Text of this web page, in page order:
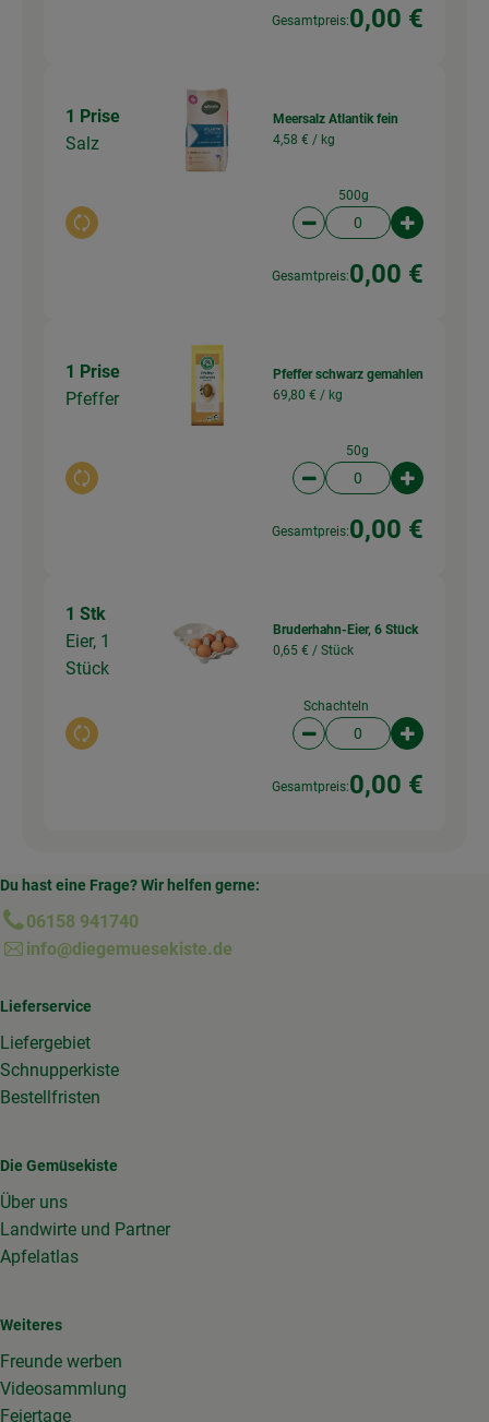
Gesamtpreis:0,00 €
1 Prise
Salz
Auswahl ändern
Meersalz Atlantik fein
4,58 € / kg
500g
Artikelanzahl
Gesamtpreis:0,00 €
1 Prise
Pfeffer
Auswahl ändern
Pfeffer schwarz gemahlen
69,80 € / kg
50g
Artikelanzahl
Gesamtpreis:0,00 €
1 Stk
Eier, 1
Stück
Auswahl ändern
Bruderhahn-Eier, 6 Stück
0,65 € / Stück
Schachteln
Artikelanzahl
Gesamtpreis:0,00 €
Du hast eine Frage? Wir helfen gerne:
06158 941740
info@diegemuesekiste.de
Lieferservice
Liefergebiet
Schnupperkiste
Bestellfristen
Die Gemüsekiste
Über uns
Landwirte und Partner
Apfelatlas
Weiteres
Freunde werben
Videosammlung
Feiertage